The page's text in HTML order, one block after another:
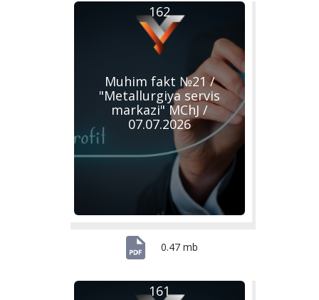
Muhim fakt №21 /
"Metallurgiya servis
markazi" MChJ /
07.07.2026
162
0.47 mb
161